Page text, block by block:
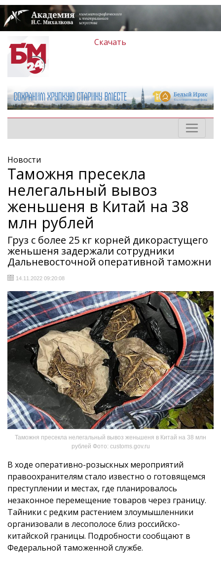
Скачать
Новости
Таможня пресекла
нелегальный вывоз
женьшеня в Китай на 38
млн рублей
Груз с более 25 кг корней дикорастущего
женьшеня задержали сотрудники
Дальневосточной оперативной таможни
14.11.2022 09:20:08
Таможня пресекла нелегальный вывоз женьшеня в Китай на 38 млн
рублей Фото: customs.gov.ru
В ходе оперативно-розыскных мероприятий
правоохранителям стало известно о готовящемся
преступлении и местах, где планировалось
незаконное перемещение товаров через границу.
Тайники с редким растением злоумышленники
организовали в лесополосе близ российско-
китайской границы. Подробности сообщают в
Федеральной таможенной службе.